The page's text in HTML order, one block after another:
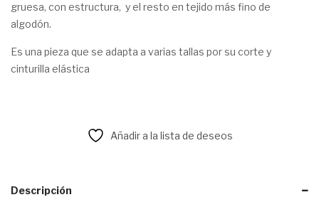
gruesa, con estructura, y el resto en tejido más fino de
algodón.
Es una pieza que se adapta a varias tallas por su corte y
cinturilla elástica
Añadir a la lista de deseos
Descripción